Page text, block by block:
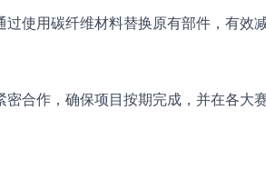
过使用碳纤维材料替换原有部件，有效
合作，确保项目按期完成，并在各大